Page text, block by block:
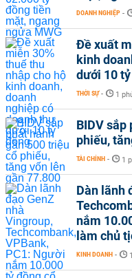
DOANH NGHIỆP -
Đề xuất
kinh
dưới 10
THỜI SỰ - 1
BIDV sắp
phiếu,
TÀI CHÍNH - 1
Dàn lãnh
nắm
làm chủ
KINH DOANH -